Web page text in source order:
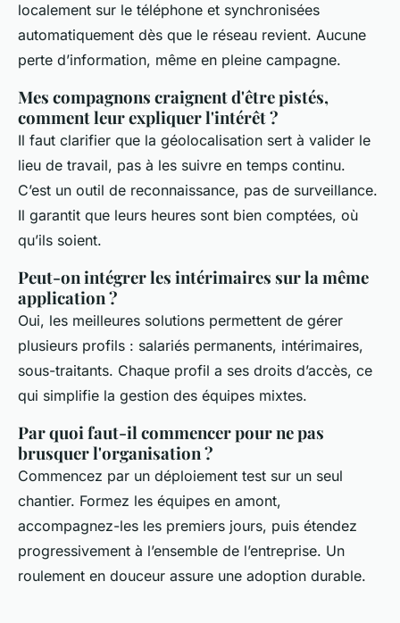
localement sur le téléphone et synchronisées
automatiquement dès que le réseau revient. Aucune
perte d’information, même en pleine campagne.
Mes compagnons craignent d'être pistés,
comment leur expliquer l'intérêt ?
Il faut clarifier que la géolocalisation sert à valider le
lieu de travail, pas à les suivre en temps continu.
C’est un outil de reconnaissance, pas de surveillance.
Il garantit que leurs heures sont bien comptées, où
qu’ils soient.
Peut-on intégrer les intérimaires sur la même
application ?
Oui, les meilleures solutions permettent de gérer
plusieurs profils : salariés permanents, intérimaires,
sous-traitants. Chaque profil a ses droits d’accès, ce
qui simplifie la gestion des équipes mixtes.
Par quoi faut-il commencer pour ne pas
brusquer l'organisation ?
Commencez par un déploiement test sur un seul
chantier. Formez les équipes en amont,
accompagnez-les les premiers jours, puis étendez
progressivement à l’ensemble de l’entreprise. Un
roulement en douceur assure une adoption durable.